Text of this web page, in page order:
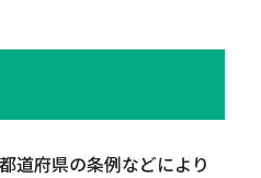
道府県の条例などにより